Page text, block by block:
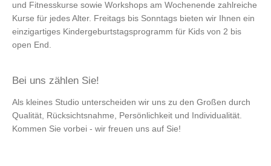
und Fitnesskurse sowie Workshops am Wochenende zahlreiche
Kurse für jedes Alter. Freitags bis Sonntags bieten wir Ihnen ein
einzigartiges Kindergeburtstagsprogramm für Kids von 2 bis
open End.
Bei uns zählen Sie!
Als kleines Studio unterscheiden wir uns zu den Großen durch
Qualität, Rücksichtsnahme, Persönlichkeit und Individualität.
Kommen Sie vorbei - wir freuen uns auf Sie!